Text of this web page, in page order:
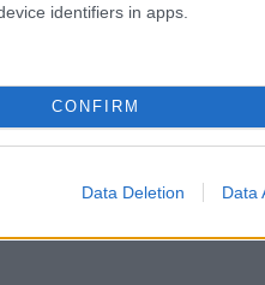
identifiers in apps.
CONFIRM
Data Deletion Data
πιο δίκαιη και